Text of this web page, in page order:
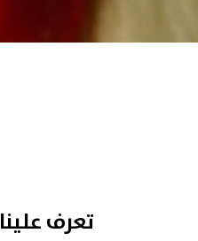
تعرف علينا